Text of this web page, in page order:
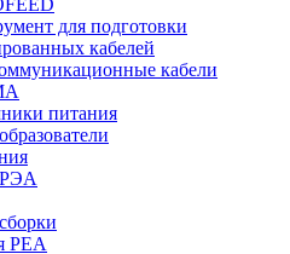
для подготовки
кабелей
кабели
питания
РЕА